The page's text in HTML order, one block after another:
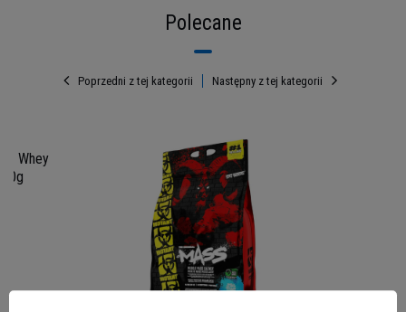
Polecane
Poprzedni z tej kategorii
- Whey
Następny z tej kategorii